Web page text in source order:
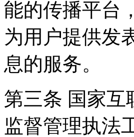
能的传播平台
为用户提供发
息的服务。
第三条 国家互
监督管理执法